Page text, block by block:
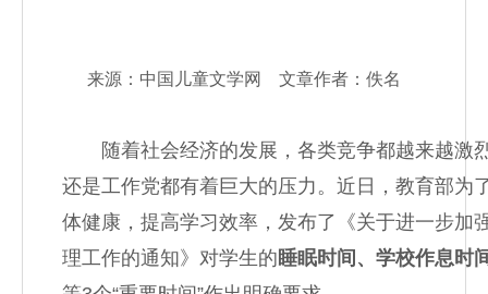
来源：中国儿童文学网 文章作者：佚名
随着社会经济的发展，各类竞争都越来越激
还是工作党都有着巨大的压力。近日，教育部为
体健康，提高学习效率，发布了《关于进一步加
理工作的通知》对学生的睡眠时间、学校作息时